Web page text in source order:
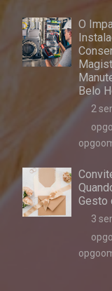
O
Belo
2
Gesto
3